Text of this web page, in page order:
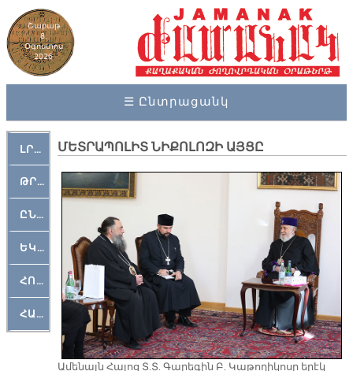
Շաբաթ
8,
Օգոստոս
2026
☰ Ընտրացանկ
ԼՐԱՀՈՍ
ԹՐՔԱՀԱՅ ԿԵԱՆՔ
ԸՆԿԵՐԱՄՇԱԿՈՒԹԱՅԻՆ
ԵԿԵՂԵՑԱԿԱՆ
ՀՈԳԵՄՏԱՒՈՐ
ՀԱՐԹԱԿ
ՄԵՏՐԱՊՈԼԻՏ ՆԻՔՈԼՈԶԻ ԱՅՑԸ
Ա­մե­նայն Հա­յոց Տ.Տ. Գա­րե­գին Բ. Կա­թո­ղի­կո­սը ե­րէկ